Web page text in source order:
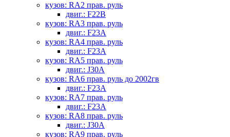
кузов: RA2 прав. руль
двиг.: F22B
кузов: RA3 прав. руль
двиг.: F23A
кузов: RA4 прав. руль
двиг.: F23A
кузов: RA5 прав. руль
двиг.: J30A
кузов: RA6 прав. руль до 2002гв
двиг.: F23A
кузов: RA7 прав. руль
двиг.: F23A
кузов: RA8 прав. руль
двиг.: J30A
кузов: RA9 прав. руль